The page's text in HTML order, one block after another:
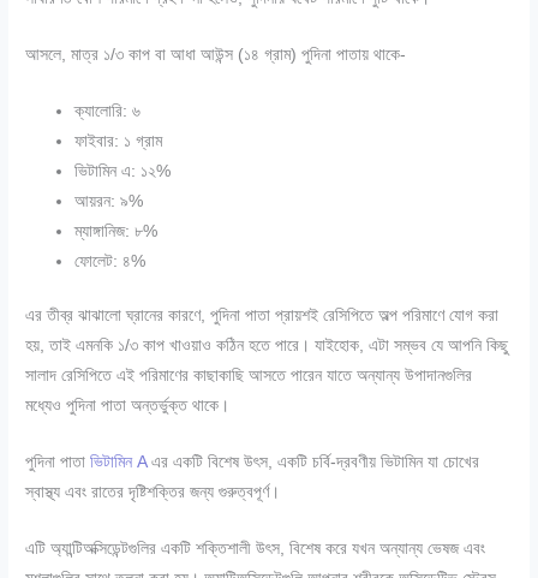
আসলে, মাত্র ১/৩ কাপ বা আধা আউন্স (১৪ গ্রাম) পুদিনা পাতায় থাকে-
ক্যালোরি: ৬
ফাইবার: ১ গ্রাম
ভিটামিন এ: ১২%
আয়রন: ৯%
ম্যাঙ্গানিজ: ৮%
ফোলেট: ৪%
এর তীব্র ঝাঝালো ঘ্রানের কারণে, পুদিনা পাতা প্রায়শই রেসিপিতে অল্প পরিমাণে যোগ করা
হয়, তাই এমনকি ১/৩ কাপ খাওয়াও কঠিন হতে পারে। যাইহোক, এটা সম্ভব যে আপনি কিছু
সালাদ রেসিপিতে এই পরিমাণের কাছাকাছি আসতে পারেন যাতে অন্যান্য উপাদানগুলির
মধ্যেও পুদিনা পাতা অন্তর্ভুক্ত থাকে।
পুদিনা পাতাভিটামিন Aএর একটি বিশেষ উৎস, একটি চর্বি-দ্রবণীয় ভিটামিন যা চোখের
স্বাস্থ্য এবং রাতের দৃষ্টিশক্তির জন্য গুরুত্বপূর্ণ।
এটি অ্যান্টিঅক্সিডেন্টগুলির একটি শক্তিশালী উৎস, বিশেষ করে যখন অন্যান্য ভেষজ এবং